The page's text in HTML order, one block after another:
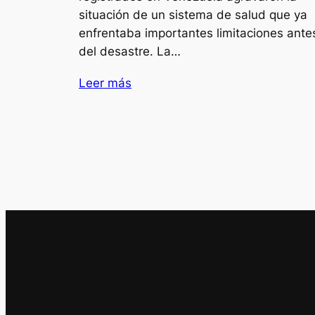
situación de un sistema de salud que ya
enfrentaba importantes limitaciones
del desastre. La…
Leer más